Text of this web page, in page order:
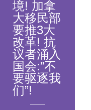
境! 加拿
大移民部
要推3大
改革! 抗
议者涌入
国会:”不
要驱逐我
们”!